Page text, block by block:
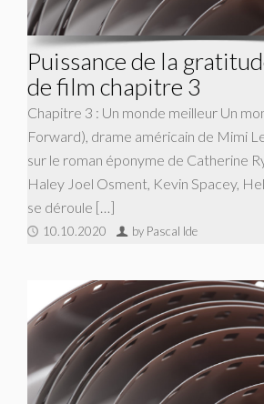
Puissance de la
de film chapitre 3
Chapitre 3 : Un monde meilleur Un
Forward), drame américain de Mimi
sur le roman éponyme de Catherine
Haley Joel Osment, Kevin Spacey,
se déroule […]
10.10.2020 by Pascal Ide